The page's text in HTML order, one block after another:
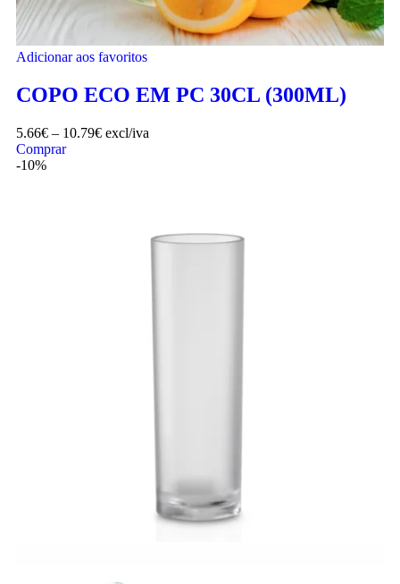
Adicionar aos favoritos
COPO ECO EM PC 30CL (300ML)
5.66€ – 10.79€ excl/iva
Comprar
-10%